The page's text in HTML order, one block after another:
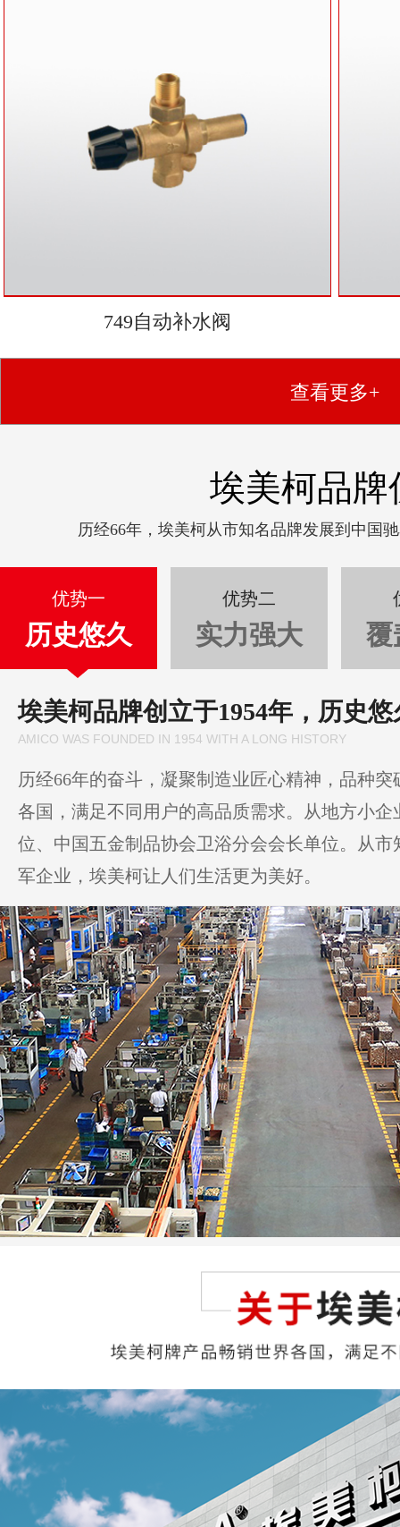
749自动补水阀
查看更多+
埃美柯品牌
历经66年，埃美柯从市知名品牌发展到中国
优势一
历史悠久
优势二
实力强大 覆
埃美柯品牌创立于1954年，历史悠
AMICO WAS FOUNDED IN 1954 WITH A LONG HISTORY
历经66年的奋斗，凝聚制造业匠心精神，品种
各国，满足不同用户的高品质需求。从地方小
位、中国五金制品协会卫浴分会会长单位。从
军企业，埃美柯让人们生活更为美好。